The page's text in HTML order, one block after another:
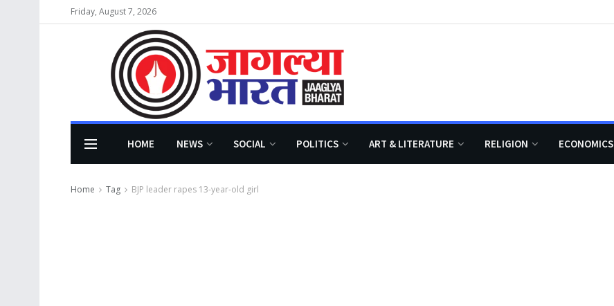
Friday, August 7, 2026
HOME NEWS SOCIAL POLITICS ART & LITERATURE RELIGION ECONOMICS
Home Tag BJP leader rapes 13-year-old girl